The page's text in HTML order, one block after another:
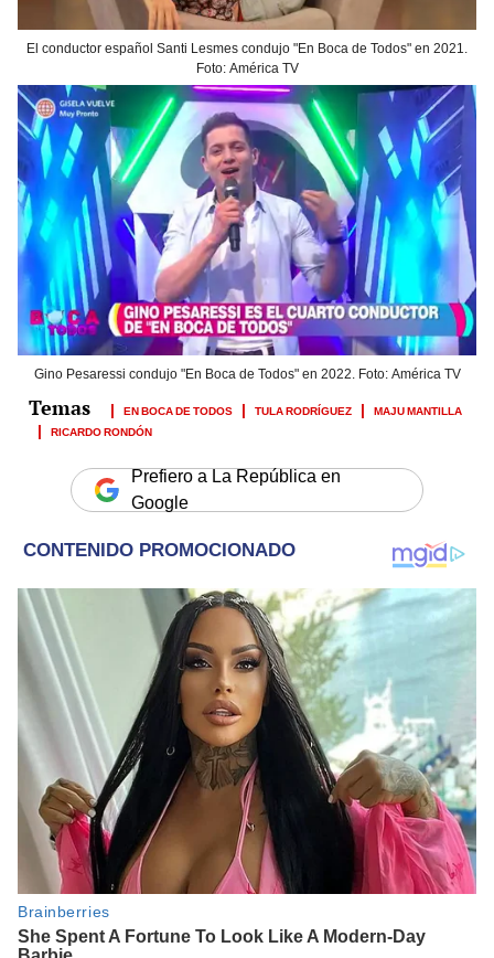
El conductor español Santi Lesmes condujo "En Boca de Todos" en 2021.
Foto: América TV
Gino Pesaressi condujo "En Boca de Todos" en 2022. Foto: América TV
EN BOCA DE TODOS TULA RODRÍGUEZ
MAJU MANTILLA
RICARDO RONDÓN
Prefiero a La República en
Google